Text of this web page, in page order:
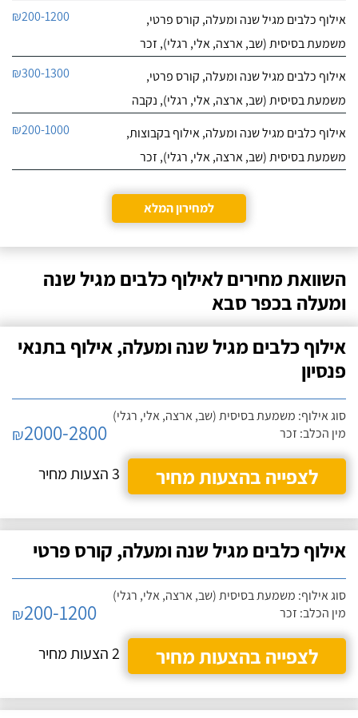
אילוף כלבים מגיל שנה ומעלה, קורס פרטי,
משמעת בסיסית (שב, ארצה, אלי, רגלי), זכר
₪200-1200
אילוף כלבים מגיל שנה ומעלה, קורס פרטי,
משמעת בסיסית (שב, ארצה, אלי, רגלי), נקבה
₪300-1300
אילוף כלבים מגיל שנה ומעלה, אילוף בקבוצות,
משמעת בסיסית (שב, ארצה, אלי, רגלי), זכר
₪200-1000
למחירון המלא
השוואת מחירים לאילוף כלבים מגיל שנה
ומעלה בכפר סבא
אילוף כלבים מגיל שנה ומעלה, אילוף בתנאי
פנסיון
סוג אילוף: משמעת בסיסית (שב, ארצה, אלי, רגלי)
מין הכלב: זכר
₪2000-2800
לצפייה בהצעות מחיר
3 הצעות מחיר
אילוף כלבים מגיל שנה ומעלה, קורס פרטי
סוג אילוף: משמעת בסיסית (שב, ארצה, אלי, רגלי)
מין הכלב: זכר
₪200-1200
לצפייה בהצעות מחיר
2 הצעות מחיר